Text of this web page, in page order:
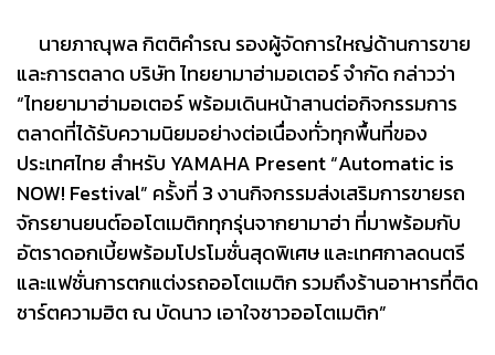
นายภาณุพล กิตติคำรณ รองผู้จัดการใหญ่ด้านการขาย
และการตลาด บริษัท ไทยยามาฮ่ามอเตอร์ จำกัด กล่าวว่า
“ไทยยามาฮ่ามอเตอร์ พร้อมเดินหน้าสานต่อกิจกรรมการ
ตลาดที่ได้รับความนิยมอย่างต่อเนื่องทั่วทุกพื้นที่ของ
ประเทศไทย สำหรับ YAMAHA Present “Automatic is
NOW! Festival” ครั้งที่ 3 งานกิจกรรมส่งเสริมการขายรถ
จักรยานยนต์ออโตเมติกทุกรุ่นจากยามาฮ่า ที่มาพร้อมกับ
อัตราดอกเบี้ยพร้อมโปรโมชั่นสุดพิเศษ และเทศกาลดนตรี
และแฟชั่นการตกแต่งรถออโตเมติก รวมถึงร้านอาหารที่ติด
ชาร์ตความฮิต ณ บัดนาว เอาใจชาวออโตเมติก”